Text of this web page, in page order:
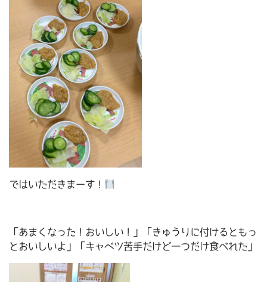
ではいただきまーす！
「あまくなった！おいしい！」「きゅうりに付けるともっ
とおいしいよ」「キャベツ苦手だけど一つだけ食べれた」